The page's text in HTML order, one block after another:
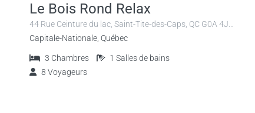
Le Bois Rond Relax
Capitale-Nationale, Québec
3 Chambres 1 Salles de bains
8 Voyageurs